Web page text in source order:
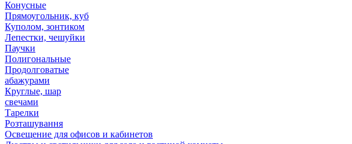
Конусные
Прямоугольник, куб
Куполом, зонтиком
Лепестки, чешуйки
Паучки
Полигональные
Продолговатые
абажурами
Круглые, шар
свечами
Тарелки
Розташування
Освещение для офисов и кабинетов